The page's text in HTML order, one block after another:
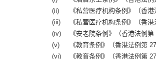
《私营医疗机构条例》（香
《私营医疗机构条例》（香
《安老院条例》（香港法例
《教育条例》（香港法例第
《教育条例》（香港法例第